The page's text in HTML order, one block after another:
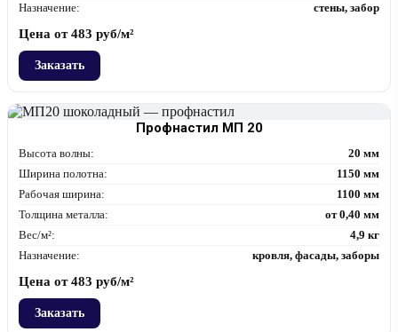
Назначение:
стены, забор
Цена от483 руб/м²
Заказать
Профнастил МП 20
Высота волны:
20 мм
Ширина полотна:
1150 мм
Рабочая ширина:
1100 мм
Толщина металла:
от 0,40 мм
Вес/м²:
4,9 кг
Назначение:
кровля, фасады, заборы
Цена от483 руб/м²
Заказать